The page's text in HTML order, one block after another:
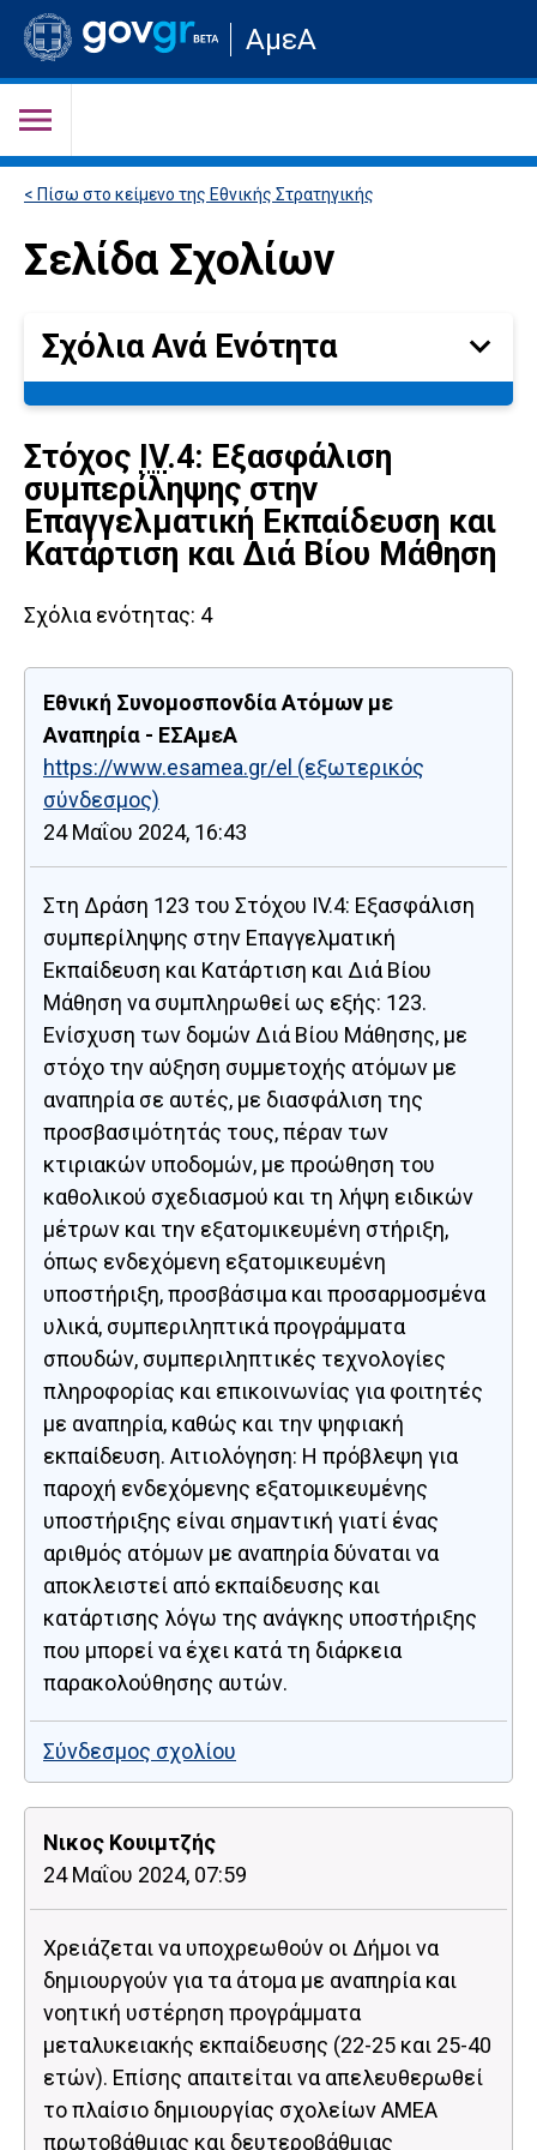
Μετάβαση
στην
σελίδα
ΑμεΑ
< Πίσω στο κείμενο της Εθνικής Στρατηγικής
Σελίδα Σχολίων
Σχόλια Ανά Ενότητα
Σχόλια
Στόχος ΙV.4: Εξασφάλιση
συμπερίληψης στην
Επαγγελματική Εκπαίδευση και
Κατάρτιση και Διά Βίου Μάθηση
Σχόλια ενότητας: 4
Εθνική Συνομοσπονδία Ατόμων με
Αναπηρία - ΕΣΑμεΑ
https://www.esamea.gr/el (εξωτερικός
σύνδεσμος)
24 Μαΐου 2024, 16:43
Στη Δράση 123 του Στόχου ΙV.4: Εξασφάλιση
συμπερίληψης στην Επαγγελματική
Εκπαίδευση και Κατάρτιση και Διά Βίου
Μάθηση να συμπληρωθεί ως εξής: 123.
Ενίσχυση των δομών Διά Βίου Μάθησης, με
στόχο την αύξηση συμμετοχής ατόμων με
αναπηρία σε αυτές, με διασφάλιση της
προσβασιμότητάς τους, πέραν των
κτιριακών υποδομών, με προώθηση του
καθολικού σχεδιασμού και τη λήψη ειδικών
μέτρων και την εξατομικευμένη στήριξη,
όπως ενδεχόμενη εξατομικευμένη
υποστήριξη, προσβάσιμα και προσαρμοσμένα
υλικά, συμπεριληπτικά προγράμματα
σπουδών, συμπεριληπτικές τεχνολογίες
πληροφορίας και επικοινωνίας για φοιτητές
με αναπηρία, καθώς και την ψηφιακή
εκπαίδευση. Αιτιολόγηση: Η πρόβλεψη για
παροχή ενδεχόμενης εξατομικευμένης
υποστήριξης είναι σημαντική γιατί ένας
αριθμός ατόμων με αναπηρία δύναται να
αποκλειστεί από εκπαίδευσης και
κατάρτισης λόγω της ανάγκης υποστήριξης
που μπορεί να έχει κατά τη διάρκεια
παρακολούθησης αυτών.
Σύνδεσμος σχολίου
Νικος Κουιμτζής
24 Μαΐου 2024, 07:59
Χρειάζεται να υποχρεωθούν οι Δήμοι να
δημιουργούν για τα άτομα με αναπηρία και
νοητική υστέρηση προγράμματα
μεταλυκειακής εκπαίδευσης (22-25 και 25-40
ετών). Επίσης απαιτείται να απελευθερωθεί
το πλαίσιο δημιουργίας σχολείων ΑΜΕΑ
πρωτοβάθμιας και δευτεροβάθμιας